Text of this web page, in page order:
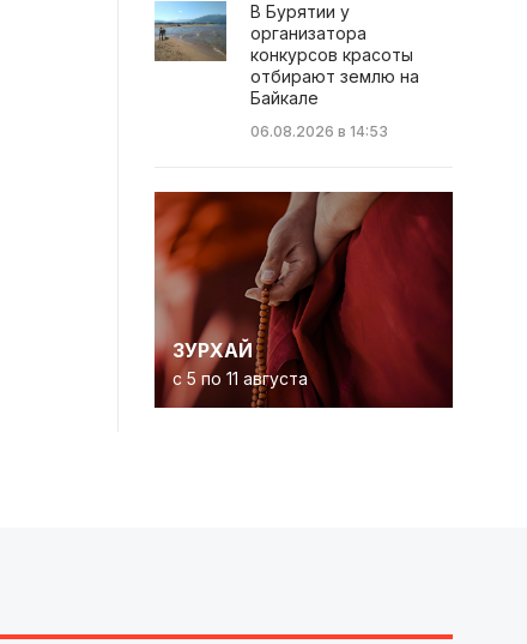
В Бурятии у
организатора
конкурсов красоты
отбирают землю на
Байкале
06.08.2026 в 14:53
ЗУРХАЙ
с 5 по 11 августа